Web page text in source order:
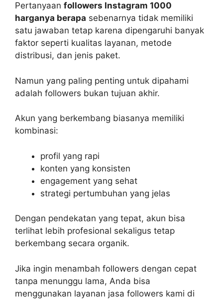
Pertanyaan followers Instagram 1000
harganya berapa sebenarnya tidak memiliki
satu jawaban tetap karena dipengaruhi banyak
faktor seperti kualitas layanan, metode
distribusi, dan jenis paket.
Namun yang paling penting untuk dipahami
adalah followers bukan tujuan akhir.
Akun yang berkembang biasanya memiliki
kombinasi:
profil yang rapi
konten yang konsisten
engagement yang sehat
strategi pertumbuhan yang jelas
Dengan pendekatan yang tepat, akun bisa
terlihat lebih profesional sekaligus tetap
berkembang secara organik.
Jika ingin menambah followers dengan cepat
tanpa menunggu lama, Anda bisa
menggunakan layanan jasa followers kami di